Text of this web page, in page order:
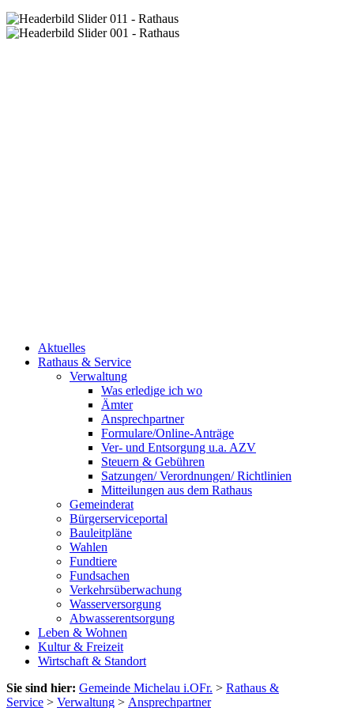
Aktuelles
Rathaus & Service
Verwaltung
Was erledige ich wo
Ämter
Ansprechpartner
Formulare/Online-Anträge
Ver- und Entsorgung u.a. AZV
Steuern & Gebühren
Satzungen/ Verordnungen/ Richtlinien
Mitteilungen aus dem Rathaus
Gemeinderat
Bürgerserviceportal
Bauleitpläne
Wahlen
Fundtiere
Fundsachen
Verkehrsüberwachung
Wasserversorgung
Abwasserentsorgung
Leben & Wohnen
Kultur & Freizeit
Wirtschaft & Standort
Sie sind hier: Gemeinde Michelau i.OFr. > Rathaus &
Service > Verwaltung > Ansprechpartner